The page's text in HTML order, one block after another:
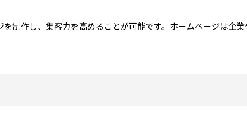
制作し、集客力を高めることが可能です。ホームページは企